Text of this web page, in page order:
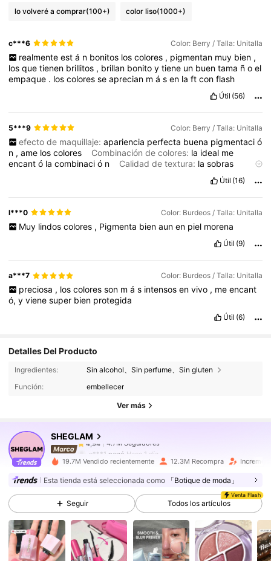
lo volveré a comprar(100+) color liso(1000+)
c***6 Color: Berry / Talla: Unitalla
realmente est á n bonitos los colores , pigmentan muy bien ,
losquetienen brillitos , brillan bonitoytiene un buentama ñoel
empaque . loscoloresseaprecian másen laftconflash
Útil (56)
5***9 Color: Berry / Talla: Unitalla
efecto de maquillaje: apariencia perfecta buena pigmentaci ó
n ,ame loscolores Combinación de colores: la ideal me
encantó lacombinació n Calidad de textura: lasobras
buena
Útil (16)
l***0 Color: Burdeos / Talla: Unitalla
Muy lindos colores , Pigmenta bien aun en piel morena
Útil (9)
a***7 Color: Burdeos / Talla: Unitalla
preciosa , los colores son m á s intensos en vivo , me encant
ó,yvienesuper bien protegida
Útil (6)
Detalles Del Producto
Ingredientes:
Sin alcohol、Sin perfume、Sin gluten
Función:
embellecer
Ver más
SHEGLAM
4,94
4,94
n***1
Hace 1 día
4,94 4.7M Seguidores
4,94 4.7M Seguidores
19.7M Vendido recientemente 12.3M Recompra
Esta tienda está seleccionada como 「Botique de moda」
Seguir
Venta Flash
Todos los artículos